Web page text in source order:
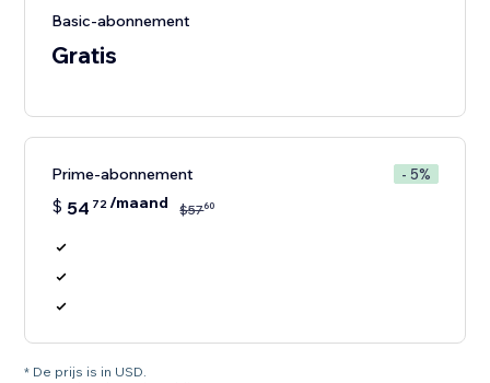
Basic-abonnement
Gratis
Prime-abonnement - 5%
$ 54 72/maand $5760
* De prijs is in USD.